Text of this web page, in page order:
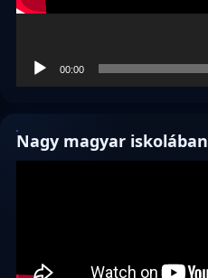
00:00
Nagy magyar iskolában